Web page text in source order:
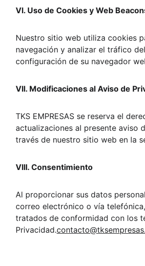
VI. Uso de Cookies y Web
Nuestro sitio web utiliza cookies
navegación y analizar el tráfico
configuración de su navegador
VII. Modificaciones al Aviso de
TKS EMPRESAS se reserva el
actualizaciones al presente aviso
través de nuestro sitio web en la
VIII. Consentimiento
Al proporcionar sus datos
correo electrónico o vía
tratados de conformidad con los
Privacidad.